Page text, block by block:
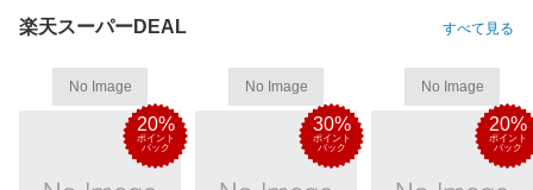
楽天スーパーDEAL すべて見る
No Image
20%
ポイント
バック
No Image
30%
ポイント
バック
No Image
20%
ポイント
バック